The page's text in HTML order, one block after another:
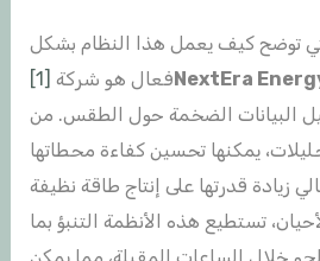
توضح كيف يعمل هذا النظام بشكل
فعال هو شركة [1] NextEra
البيانات الضخمة حول الطقس. من
يمكنها تحسين كفاءة محطاتها
زيادة قدرتها على إنتاج طاقة نظيفة
تستطيع هذه الأنظمة التنبؤ بما
خلال الساعات المقبلة، مما يمكن